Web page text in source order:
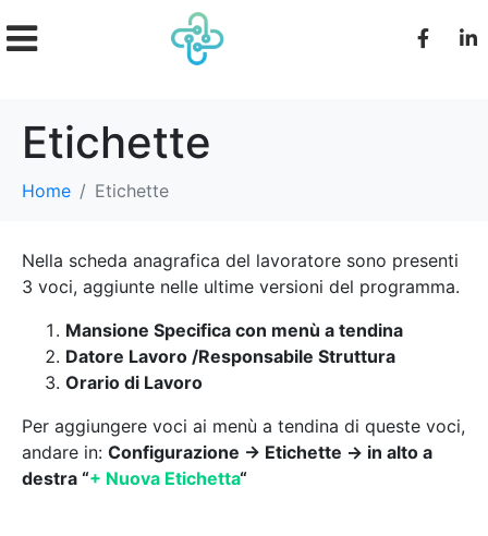
Etichette
Home Etichette
Nella scheda anagrafica del lavoratore sono presenti
3 voci, aggiunte nelle ultime versioni del programma.
Mansione Specifica con menù a tendina
Datore Lavoro /Responsabile Struttura
Orario di Lavoro
Per aggiungere voci ai menù a tendina di queste voci,
andare in: Configurazione -> Etichette -> in alto a
destra “+ Nuova Etichetta“